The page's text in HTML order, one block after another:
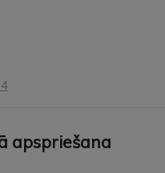
apspriešana